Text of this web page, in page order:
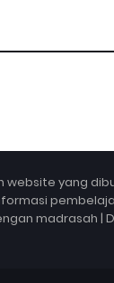
website yang
madrasah |